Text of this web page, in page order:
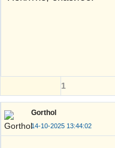
1
Gorthol
14-10-2025 13:44:02